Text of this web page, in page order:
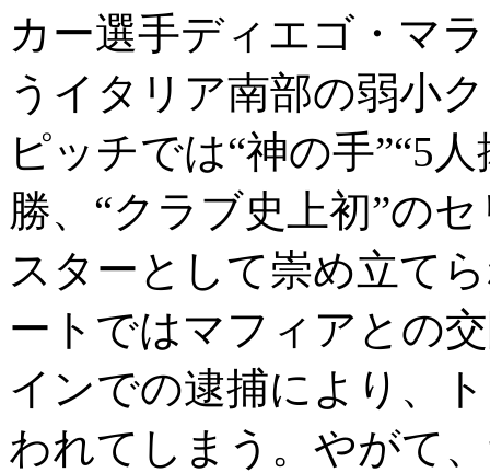
カー選手ディエゴ・マ
うイタリア南部の弱小
ピッチでは“神の手”“5
勝、“クラブ史上初”の
スターとして崇め立て
ートではマフィアとの
インでの逮捕により、
われてしまう。やがて